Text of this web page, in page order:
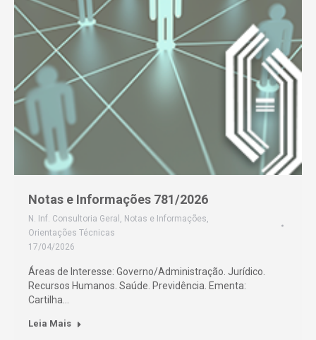
Notas e Informações 781/2026
N. Inf. Consultoria Geral , Notas e Informações,
Orientações Técnicas
17/04/2026
Áreas de Interesse: Governo/Administração. Jurídico.
Recursos Humanos. Saúde. Previdência. Ementa:
Cartilha…
Leia Mais